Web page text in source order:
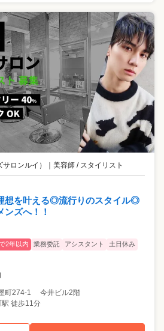
ロンルイ） 美容師 / スタイリスト
想を叶える◎流行りのスタイル◎
ズへ！！
2年以内 業務委託 アシスタント
土日休み
町274-1 今井ビル2階
駅 徒歩11分